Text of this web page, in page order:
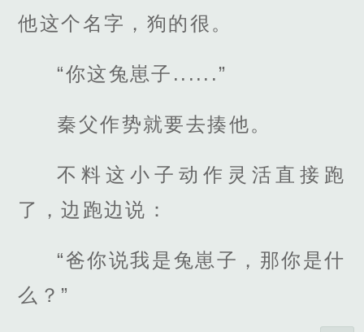
他这个名字，狗的很。
“你这兔崽子......”
秦父作势就要去揍他。
不料这小子动作灵活直接跑
了，边跑边说：
“爸你说我是兔崽子，那你是什
么？”